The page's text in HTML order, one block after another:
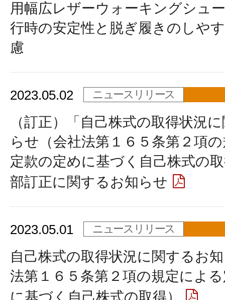
用幅広レザーウォーキングシュ
行時の安定性と脱ぎ履きのしや
慮
2023.05.02 ニュースリリース
（訂正）「自己株式の取得状況
らせ（会社法第１６５条第２項
定款の定めに基づく自己株式の
部訂正に関するお知らせ
2023.05.01 ニュースリリース
自己株式の取得状況に関するお
法第１６５条第２項の規定によ
に基づく自己株式の取得）